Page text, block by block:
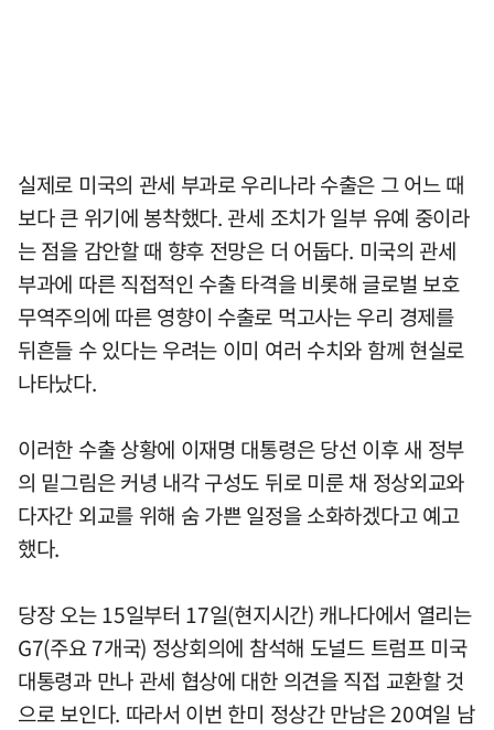
실제로 미국의 관세 부과로 우리나라 수출은 그 어느 때
보다 큰 위기에 봉착했다. 관세 조치가 일부 유예 중이라
는 점을 감안할 때 향후 전망은 더 어둡다. 미국의 관세
부과에 따른 직접적인 수출 타격을 비롯해 글로벌 보호
무역주의에 따른 영향이 수출로 먹고사는 우리 경제를
뒤흔들 수 있다는 우려는 이미 여러 수치와 함께 현실로
나타났다.
이러한 수출 상황에 이재명 대통령은 당선 이후 새 정부
의 밑그림은 커녕 내각 구성도 뒤로 미룬 채 정상외교와
다자간 외교를 위해 숨 가쁜 일정을 소화하겠다고 예고
했다.
당장 오는 15일부터 17일(현지시간) 캐나다에서 열리는
G7(주요 7개국) 정상회의에 참석해 도널드 트럼프 미국
대통령과 만나 관세 협상에 대한 의견을 직접 교환할 것
으로 보인다. 따라서 이번 한미 정상간 만남은 20여일 남